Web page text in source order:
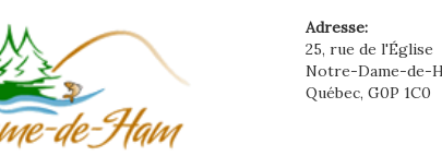
Adresse:
25, rue de l'Église
Notre-Dame-de-
Québec, G0P 1C0